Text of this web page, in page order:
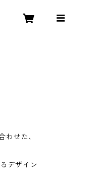
わせた、
デザイン